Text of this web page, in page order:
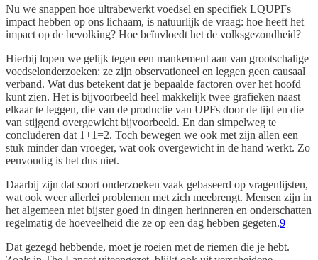
Nu we snappen hoe ultrabewerkt voedsel en specifiek LQUPFs
impact hebben op ons lichaam, is natuurlijk de vraag: hoe heeft het
impact op de bevolking? Hoe beïnvloedt het de volksgezondheid?
Hierbij lopen we gelijk tegen een mankement aan van grootschalige
voedselonderzoeken: ze zijn observationeel en leggen geen causaal
verband. Wat dus betekent dat je bepaalde factoren over het hoofd
kunt zien. Het is bijvoorbeeld heel makkelijk twee grafieken naast
elkaar te leggen, die van de productie van UPFs door de tijd en die
van stijgend overgewicht bijvoorbeeld. En dan simpelweg te
concluderen dat 1+1=2. Toch bewegen we ook met zijn allen een
stuk minder dan vroeger, wat ook overgewicht in de hand werkt. Zo
eenvoudig is het dus niet.
Daarbij zijn dat soort onderzoeken vaak gebaseerd op vragenlijsten,
wat ook weer allerlei problemen met zich meebrengt. Mensen zijn in
het algemeen niet bijster goed in dingen herinneren en onderschatten
regelmatig de hoeveelheid die ze op een dag hebben gegeten.9
Dat gezegd hebbende, moet je roeien met de riemen die je hebt.